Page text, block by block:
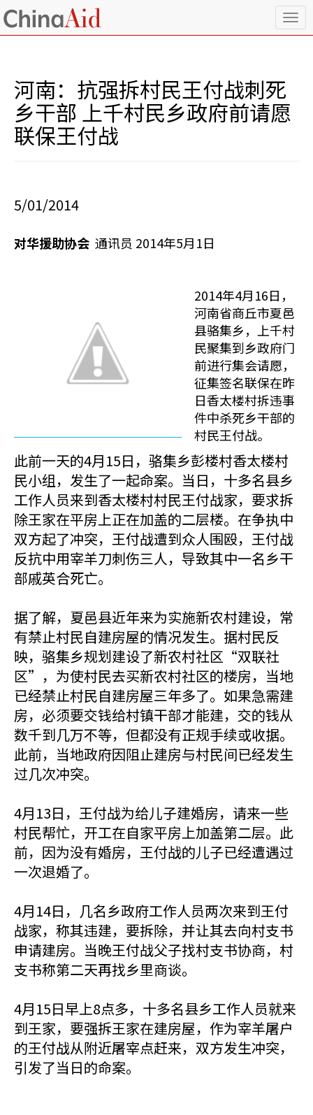
T
o
a
河南：抗强拆村民王付战刺死
乡干部 上千村民乡政府前请愿
联保王付战
5/01/2014
对华援助协会 通讯员 2014年5月1日
2014年4月16日，
河南省商丘市夏邑
县骆集乡，上千村
民聚集到乡政府门
前进行集会请愿，
征集签名联保在昨
日香太楼村拆违事
件中杀死乡干部的
村民王付战。
此前一天的4月15日，骆集乡彭楼村香太楼村
民小组，发生了一起命案。当日，十多名县乡
工作人员来到香太楼村村民王付战家，要求拆
除王家在平房上正在加盖的二层楼。在争执中
双方起了冲突，王付战遭到众人围殴，王付战
反抗中用宰羊刀刺伤三人，导致其中一名乡干
部戚英合死亡。
据了解，夏邑县近年来为实施新农村建设，常
有禁止村民自建房屋的情况发生。据村民反
映，骆集乡规划建设了新农村社区“双联社
区”，为使村民去买新农村社区的楼房，当地
已经禁止村民自建房屋三年多了。如果急需建
房，必须要交钱给村镇干部才能建，交的钱从
数千到几万不等，但都没有正规手续或收据。
此前，当地政府因阻止建房与村民间已经发生
过几次冲突。
4月13日，王付战为给儿子建婚房，请来一些
村民帮忙，开工在自家平房上加盖第二层。此
前，因为没有婚房，王付战的儿子已经遭遇过
一次退婚了。
4月14日，几名乡政府工作人员两次来到王付
战家，称其违建，要拆除，并让其去向村支书
申请建房。当晚王付战父子找村支书协商，村
支书称第二天再找乡里商谈。
4月15日早上8点多，十多名县乡工作人员就来
到王家，要强拆王家在建房屋，作为宰羊屠户
的王付战从附近屠宰点赶来，双方发生冲突，
引发了当日的命案。